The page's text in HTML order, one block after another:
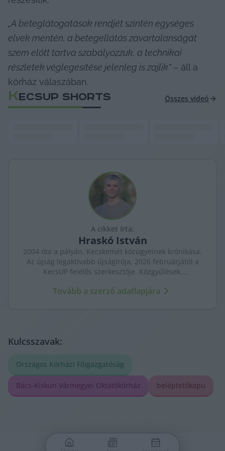
„A beteglátogatások rendjét szintén egységes
elvek mentén, a betegellátás zavartalanságát
szem előtt tartva szabályozzuk, a technikai
részletek véglegesítése jelenleg is zajlik” – áll a
kórház válaszában.
KECSUP SHORTS Összes videó
A cikket írta:
Hraskó István
2004 óta a pályán, Kecskemét közügyeinek krónikása.
Az újság legaktívabb újságírója, 2026 februárjától a
KecsUP felelős szerkesztője. Közgyűlések,
arca és a háttérben élők történetei egyszerre jelennek
Tovább a szerző adatlapjára
Kulcsszavak:
Országos Kórházi Főigazgatóság
Bács-Kiskun Vármegyei Oktatókórház beléptetőkapu